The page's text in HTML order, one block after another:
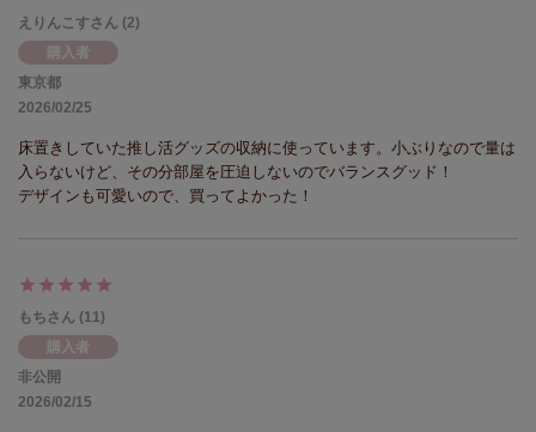
えりんこす
2
購入者
東京都
2026/02/25
床置きしていた推し活グッズの収納に使っています。小ぶりなので量は
入らないけど、その分部屋を圧迫しないのでバランスグッド！
デザインも可愛いので、買ってよかった！
もち
11
購入者
非公開
2026/02/15